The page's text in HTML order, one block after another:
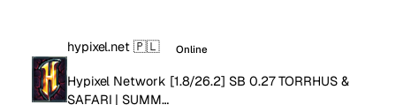
hypixel.net 🇵🇱 Online
Hypixel Network [1.8/26.2] SB 0.27 TORRHUS &
SAFARI | SUMM…